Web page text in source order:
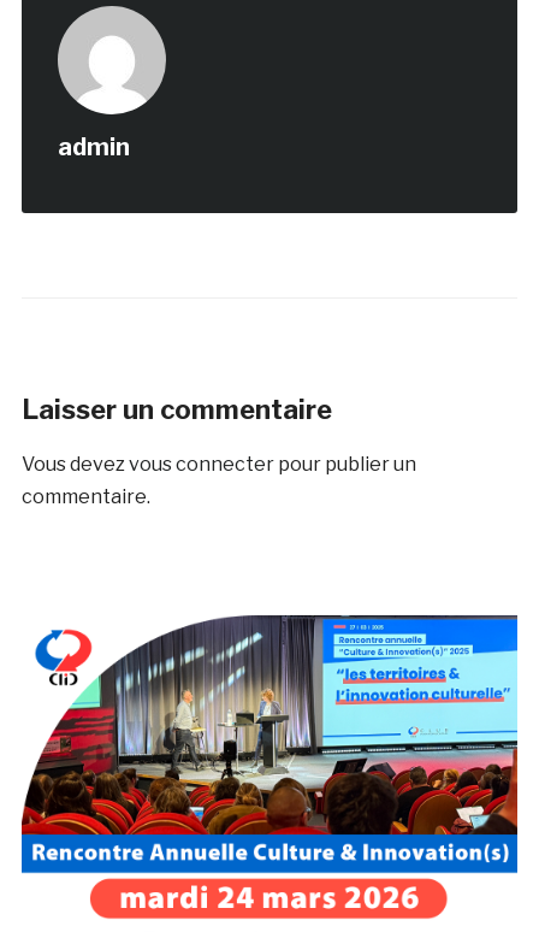
admin
Laisser un commentaire
Vous devez vous connecterpour publier un
commentaire.